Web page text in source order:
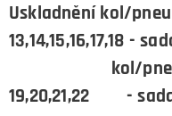
Uskladnění kol/
13,14,15,16,17,18 -
kol/pneu